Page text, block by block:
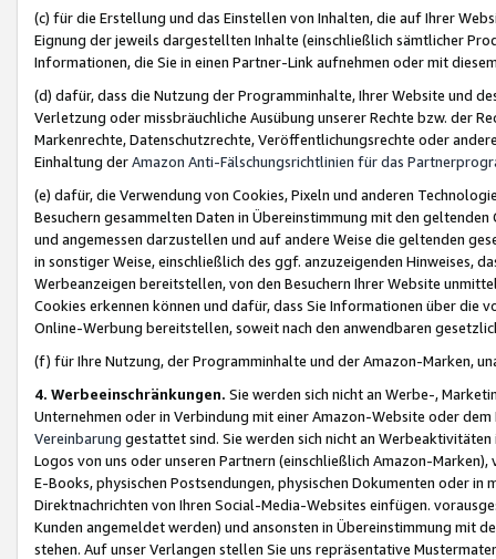
(c) für die Erstellung und das Einstellen von Inhalten, die auf Ihrer
Eignung der jeweils dargestellten Inhalte (einschließlich sämtlicher
Informationen, die Sie in einen Partner-Link aufnehmen oder mit
(d) dafür, dass die Nutzung der Programminhalte, Ihrer Website und
Verletzung oder missbräuchliche Ausübung unserer Rechte bzw. der
Markenrechte, Datenschutzrechte, Veröffentlichungsrechte oder
Einhaltung derAmazon Anti-Fälschungsrichtlinien für das
(e) dafür, die Verwendung von Cookies, Pixeln und anderen
Besuchern gesammelten Daten in Übereinstimmung mit den
und angemessen darzustellen und auf andere Weise die geltenden
in sonstiger Weise, einschließlich des ggf. anzuzeigenden Hinweises,
Werbeanzeigen bereitstellen, von den Besuchern Ihrer Website
Cookies erkennen können und dafür, dass Sie Informationen über die
Online-Werbung bereitstellen, soweit nach den anwendbaren
(f) für Ihre Nutzung, der Programminhalte und der Amazon-Marken,
4. Werbeeinschränkungen. Sie werden sich nicht an Werbe-,
Unternehmen oder in Verbindung mit einer Amazon-Website oder
Vereinbarung gestattet sind. Sie werden sich nicht an
Logos von uns oder unseren Partnern (einschließlich Amazon-
E-Books, physischen Postsendungen, physischen Dokumenten oder in
Direktnachrichten von Ihren Social-Media-Websites einfügen.
Kunden angemeldet werden) und ansonsten in Übereinstimmung mit
stehen. Auf unser Verlangen stellen Sie uns repräsentative